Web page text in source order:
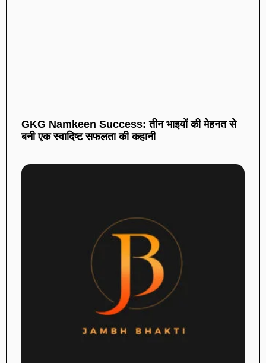
GKG Namkeen Success: तीन भाइयों की मेहनत से
बनी एक स्वादिष्ट सफलता की कहानी